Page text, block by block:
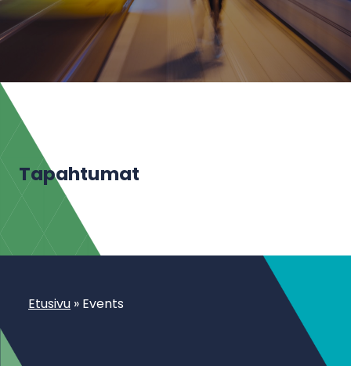
Tapahtumat
Etusivu » Events